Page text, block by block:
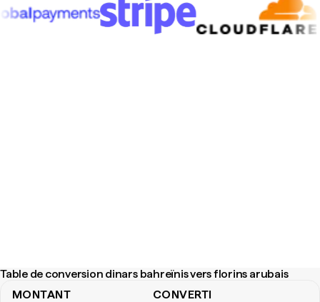
Table de conversion dinars bahreïnis vers florins arubais
MONTANT CONVERTI